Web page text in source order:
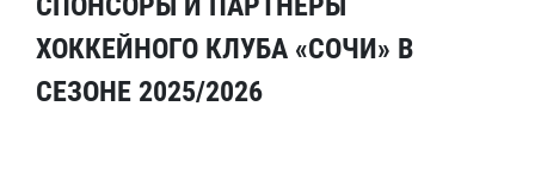
ХОККЕЙНОГО КЛУБА «СОЧИ» В
СЕЗОНЕ 2025/2026